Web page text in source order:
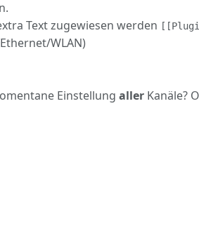
Text zugewiesen werden
WLAN)
Einstellung aller Kanäle?